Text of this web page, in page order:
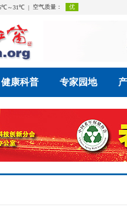
健康科普 专家园地